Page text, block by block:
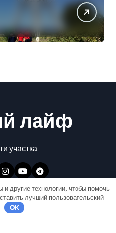
лайф
участка
и другие технологии, чтобы помочь
лучший пользовательский
OK